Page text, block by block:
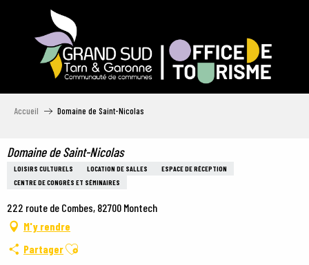
Accueil Domaine de Saint-Nicolas
Domaine de Saint-Nicolas
LOISIRS CULTURELS LOCATION DE SALLES
ESPACE DE RÉCEPTION
CENTRE DE CONGRÈS ET SÉMINAIRES
222 route de Combes, 82700 Montech
M'y rendre
PartagerAjouter aux favoris